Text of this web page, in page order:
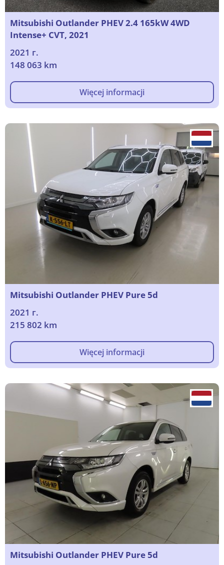
Mitsubishi Outlander PHEV 2.4 165kW 4WD
Intense+ CVT, 2021
2021 г.
148 063 km
Więcej informacji
Mitsubishi Outlander PHEV Pure 5d
2021 г.
215 802 km
Więcej informacji
Mitsubishi Outlander PHEV Pure 5d